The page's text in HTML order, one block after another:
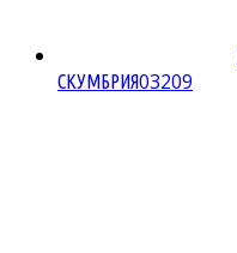
СКУМБРИЯ03209